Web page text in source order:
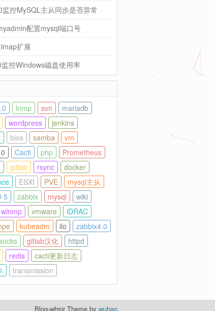
控MySQL主从同步是否异常
配置mysql端口号
扩展
控Windows磁盘使用率
lnmp svn
mariadb
wordpress
jenkins
bios samba
vm
Cacti php
Prometheus
gitlab rsync
docker
ESXI PVE
mysql主从
5 zabbix mysql
wiki
wlnmp vmware
iDRAC
kubeadm ilo
zabbix4.0
gitlab汉化
httpd
redis
cacti更新日志
transmission
Blog-whsir Theme by wuhao